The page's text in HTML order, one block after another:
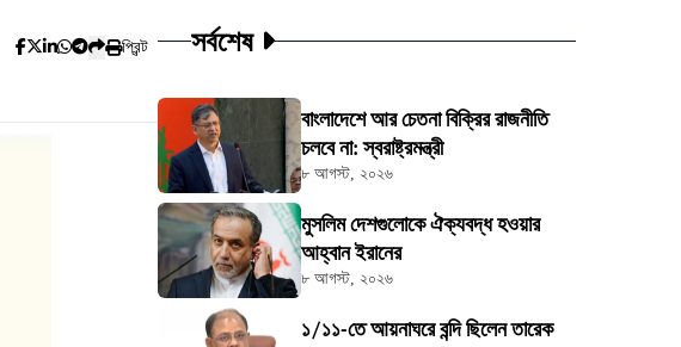
প্রিন্ট সর্বশেষ
বাংলাদেশে আর চেতনা বিক্রির রাজনীতি
চলবে না: স্বরাষ্ট্রমন্ত্রী
৮ আগস্ট, ২০২৬
মুসলিম দেশগুলোকে ঐক্যবদ্ধ হওয়ার
আহ্বান ইরানের
৮ আগস্ট, ২০২৬
১/১১-তে আয়নাঘরে বন্দি ছিলেন তারেক